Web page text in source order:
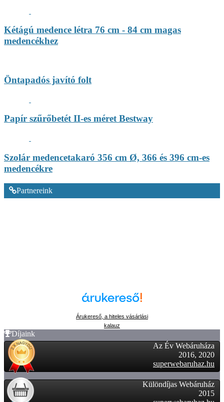
Kétágú medence létra 76 cm - 84 cm magas
medencékhez
Öntapadós javító folt
Papír szűrőbetét II-es méret Bestway
Szolár medencetakaró 356 cm Ø, 366 és 396 cm-es
medencékre
Partnereink
Árukereső, a hiteles vásárlási
kalauz
Díjaink
Az Év Webáruháza
2016, 2020
superwebaruhaz.hu
Különdíjas Webáruház
2015